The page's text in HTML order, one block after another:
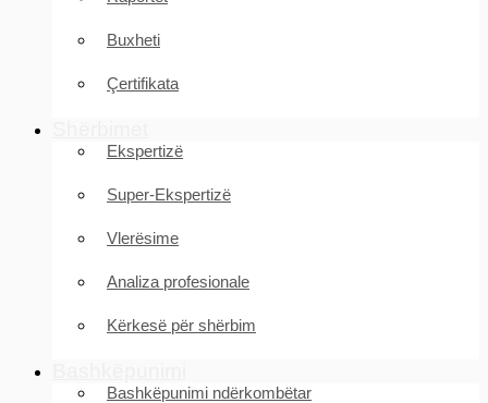
Buxheti
Çertifikata
Ekspertizë
Super-Ekspertizë
Vlerësime
Analiza profesionale
Kërkesë për shërbim
Bashkëpunimi ndërkombëtar